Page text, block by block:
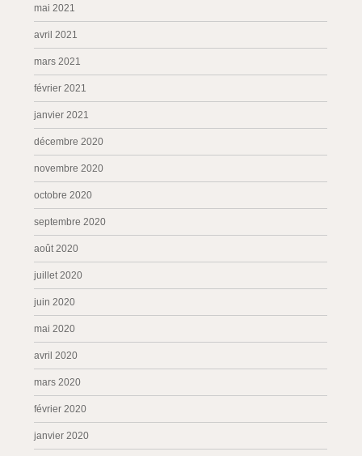
mai 2021
avril 2021
mars 2021
février 2021
janvier 2021
décembre 2020
novembre 2020
octobre 2020
septembre 2020
août 2020
juillet 2020
juin 2020
mai 2020
avril 2020
mars 2020
février 2020
janvier 2020